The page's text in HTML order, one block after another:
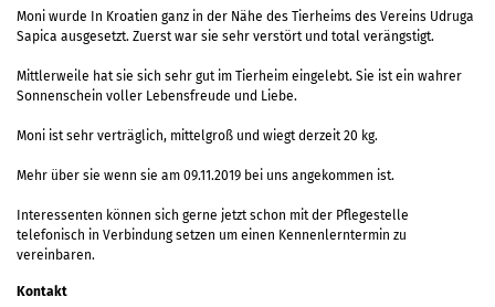
Moni wurde In Kroatien ganz in der Nähe des Tierheims des Vereins Udruga
Sapica ausgesetzt. Zuerst war sie sehr verstört und total verängstigt.
Mittlerweile hat sie sich sehr gut im Tierheim eingelebt. Sie ist ein wahrer
Sonnenschein voller Lebensfreude und Liebe.
Moni ist sehr verträglich, mittelgroß und wiegt derzeit 20 kg.
Mehr über sie wenn sie am 09.11.2019 bei uns angekommen ist.
Interessenten können sich gerne jetzt schon mit der Pflegestelle
telefonisch in Verbindung setzen um einen Kennenlerntermin zu
vereinbaren.
Kontakt